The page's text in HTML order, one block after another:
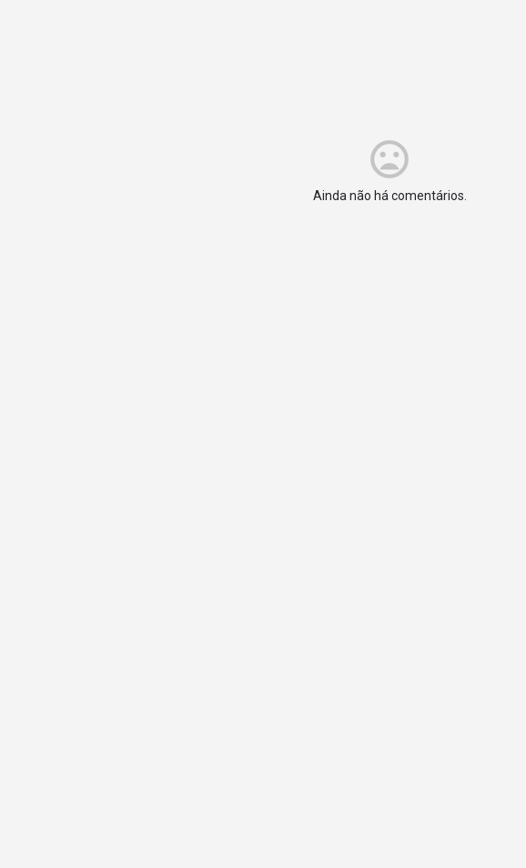
Ainda não há comentários.